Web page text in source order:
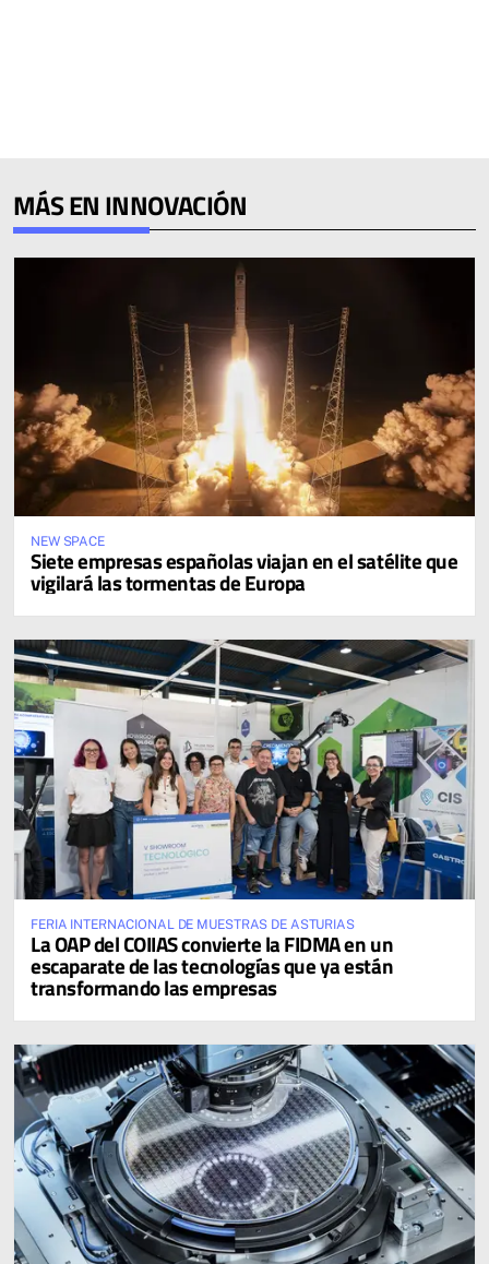
MÁS EN INNOVACIÓN
NEW SPACE
Siete empresas españolas viajan en el satélite que
vigilará las tormentas de Europa
FERIA INTERNACIONAL DE MUESTRAS DE ASTURIAS
La OAP del COIIAS convierte la FIDMA en un
escaparate de las tecnologías que ya están
transformando las empresas